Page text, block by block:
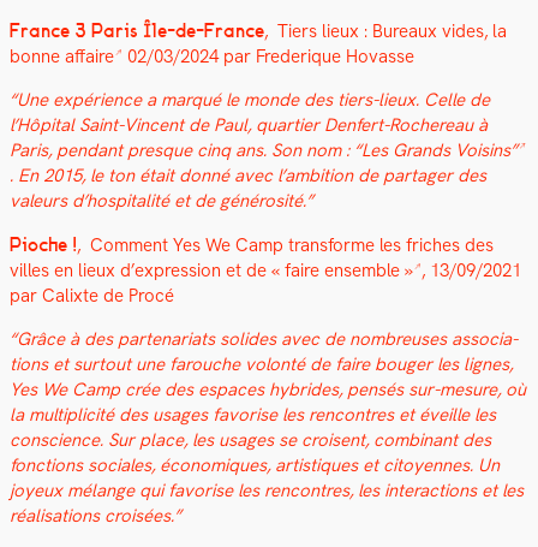
France 3 Paris Île-de-France, Tiers lieux : Bureaux vides, la
bonne affaire 02/03/2024 par Fred­erique Hov­asse
“Une expéri­ence a mar­qué le monde des tiers-lieux. Celle de
l’Hôpi­tal Saint-Vin­cent de Paul, quarti­er Den­fert-Rochere­au à
Paris, pen­dant presque cinq ans. Son nom : “Les Grands Voisins”
. En 2015, le ton était don­né avec l’am­bi­tion de partager des
valeurs d’hos­pi­tal­ité et de générosité.”
Pioche !, Com­ment Yes We Camp trans­forme les frich­es des
villes en lieux d’expression et de « faire ensem­ble » , 13/09/2021
par Cal­ixte de Procé
“Grâce à des parte­nar­i­ats solides avec de nom­breuses asso­ci­a­
tions et surtout une farouche volon­té de faire bouger les lignes,
Yes We Camp crée des espaces hybrides, pen­sés sur-mesure, où
la mul­ti­plic­ité des usages favorise les ren­con­tres et éveille les
con­science. Sur place, les usages se croisent, com­bi­nant des
fonc­tions sociales, économiques, artis­tiques et citoyennes. Un
joyeux mélange qui favorise les ren­con­tres, les inter­ac­tions et les
réal­i­sa­tions croisées.”